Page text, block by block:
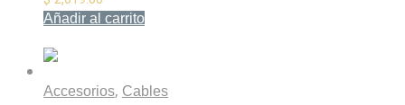
Añadir al carrito
Accesorios, Cables